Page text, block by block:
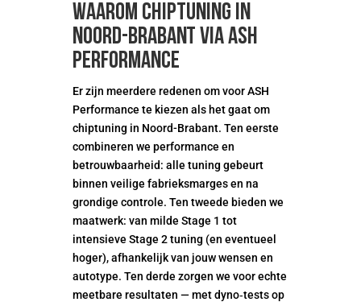
Waarom chiptuning in
Noord-Brabant via ASH
Performance
Er zijn meerdere redenen om voor ASH
Performance te kiezen als het gaat om
chiptuning in Noord-Brabant. Ten eerste
combineren we performance en
betrouwbaarheid: alle tuning gebeurt
binnen veilige fabrieksmarges en na
grondige controle. Ten tweede bieden we
maatwerk: van milde Stage 1 tot
intensieve Stage 2 tuning (en eventueel
hoger), afhankelijk van jouw wensen en
autotype. Ten derde zorgen we voor echte
meetbare resultaten — met dyno‑tests op